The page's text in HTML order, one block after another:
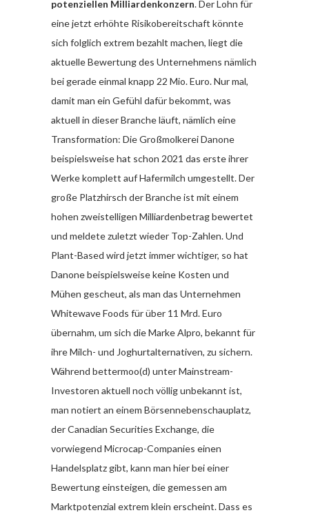
potenziellen Milliardenkonzern. Der Lohn für
eine jetzt erhöhte Risikobereitschaft könnte
sich folglich extrem bezahlt machen, liegt die
aktuelle Bewertung des Unternehmens nämlich
bei gerade einmal knapp 22 Mio. Euro. Nur mal,
damit man ein Gefühl dafür bekommt, was
aktuell in dieser Branche läuft, nämlich eine
Transformation: Die Großmolkerei Danone
beispielsweise hat schon 2021 das erste ihrer
Werke komplett auf Hafermilch umgestellt. Der
große Platzhirsch der Branche ist mit einem
hohen zweistelligen Milliardenbetrag bewertet
und meldete zuletzt wieder Top-Zahlen. Und
Plant-Based wird jetzt immer wichtiger, so hat
Danone beispielsweise keine Kosten und
Mühen gescheut, als man das Unternehmen
Whitewave Foods für über 11 Mrd. Euro
übernahm, um sich die Marke Alpro, bekannt für
ihre Milch- und Joghurtalternativen, zu sichern.
Während bettermoo(d) unter Mainstream-
Investoren aktuell noch völlig unbekannt ist,
man notiert an einem Börsennebenschauplatz,
der Canadian Securities Exchange, die
vorwiegend Microcap-Companies einen
Handelsplatz gibt, kann man hier bei einer
Bewertung einsteigen, die gemessen am
Marktpotenzial extrem klein erscheint. Dass es